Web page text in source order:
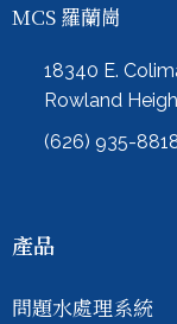
MCS 羅蘭崗
18340 E.
Rowland
(626) 935-
產品
問題水處理系統